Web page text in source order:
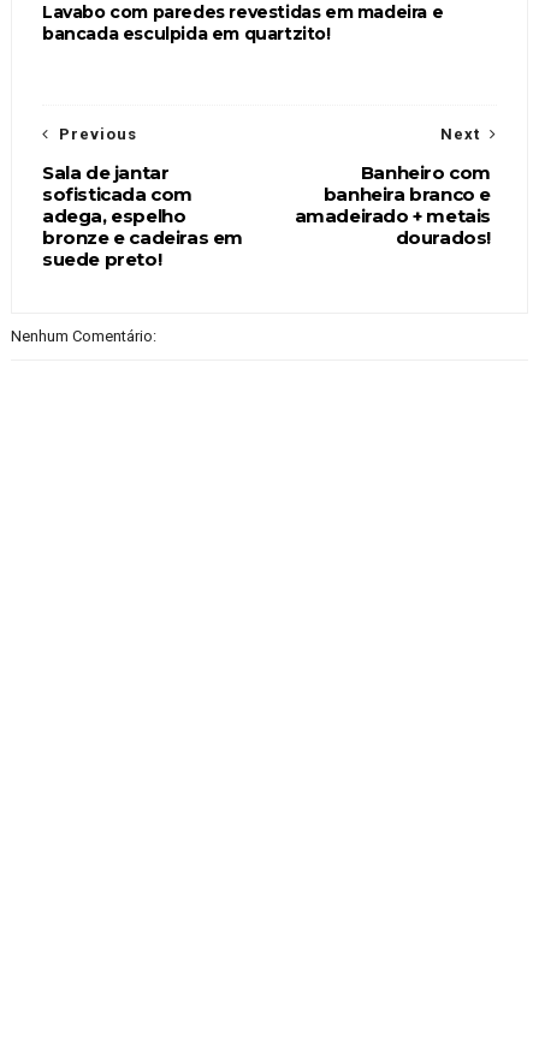
Lavabo com paredes revestidas em madeira e
bancada esculpida em quartzito!
Next
Banheiro com
banheira branco e
amadeirado + metais
dourados!
Previous
Sala de jantar
sofisticada com
adega, espelho
bronze e cadeiras em
suede preto!
Nenhum Comentário: